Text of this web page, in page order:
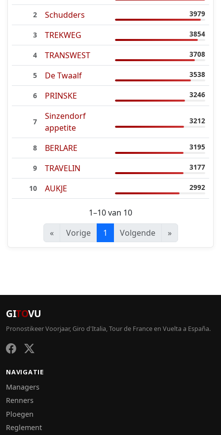
2 Schudders 3979
3 TREKWEG 3854
4 TRANSWEST 3708
5 De Twaalf 3538
6 PRINSKE 3246
7
Sinzendorf
appetite
3212
8 BERLARE 3195
9 TRAVELIN 3177
10 AUKJE 2992
1–10 van 10
«
Vorige 1 Volgende »
GITOVU
Pronostikeer Voorjaar, Giro d'Italia, Tour de France en Vuelta a España.
NAVIGATIE
Managers
Renners
Ploegen
Reglement